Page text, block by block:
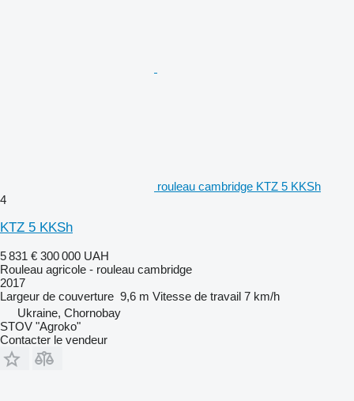
rouleau cambridge KTZ 5 KKSh
4
KTZ 5 KKSh
5 831 € 300 000 UAH
Rouleau agricole - rouleau cambridge
2017
Largeur de couverture 9,6 m Vitesse de travail 7 km/h
Ukraine, Chornobay
STOV "Agroko"
Contacter le vendeur